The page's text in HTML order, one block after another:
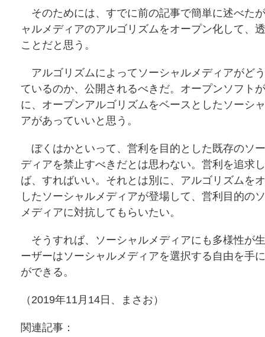
そのためには、すでに前の記事で簡単に述べた
ャルメディアのアルゴリズムをオープン化して、
ことだと思う。
アルゴリズムによってソーシャルメディアがど
ているのか、公開されるべきだ。オープンソフト
に、オープンアルゴリズムをベースとしたソーシ
アがあっていいと思う。
ぼくはかといって、営利を目的とした既存のソ
ディアを禁止すべきだとは思わない。営利を追求
ば、すればいい。それとは別に、アルゴリズムを
したソーシャルメディアが登場して、営利目的の
メディアに対抗してもらいたい。
そうすれば、ソーシャルメディアにも多様性が
ーザーはソーシャルメディアを選択する自由を手
ができる。
（2019年11月14日、まさお）
関連記事：